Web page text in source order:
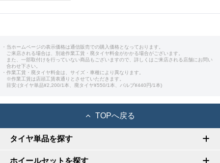
・当ホームページの表示価格は通信販売での購入価格となっております。
ご来店される場合は、別途作業工賃・廃タイヤ料金がかかる場合がございます。
また、一部取付けを行っていない商品もございますので、詳しくはご来店される店舗にお問い
合わせ下さい。
・作業工賃・廃タイヤ料金は、サイズ・車種により異なります。
※作業工賃は店頭工賃表通りとさせていただきます。
目安:(タイヤ単品¥2,200/1本、廃タイヤ¥550/1本、バルブ¥440円/1本)
TOPへ戻る
タイヤ単品を探す
ホイールセットを探す